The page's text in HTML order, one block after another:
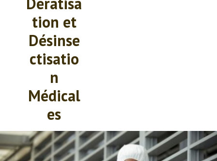
tion et
Désinse
ctisatio
n
Médical
es